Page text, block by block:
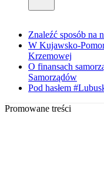
Znaleźć sposób na
W Kujawsko-
Krzemowej
O finansach
Samorządów
Pod hasłem
Promowane treści